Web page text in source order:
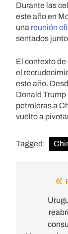
Durante las
este año en
una reunión
sentados
El contexto
el
este año.
Donald
petroleras a
vuelto a
Tagged: